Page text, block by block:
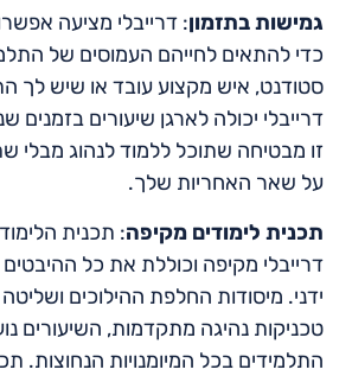
גמישות בתזמון: דרייבלי מציעה
כדי להתאים לחייהם העמוסים של
סטודנט, איש מקצוע עובד או שיש לך
דרייבלי יכולה לארגן שיעורים בזמנים
זו מבטיחה שתוכל ללמוד לנהוג
על שאר האחריות שלך.
תכנית לימודים מקיפה: תכנית
דרייבלי מקיפה וכוללת את כל
ידני. מיסודות החלפת ההילוכים
טכניקות נהיגה מתקדמות, השיעורים
התלמידים בכל המיומנויות הנחוצות.